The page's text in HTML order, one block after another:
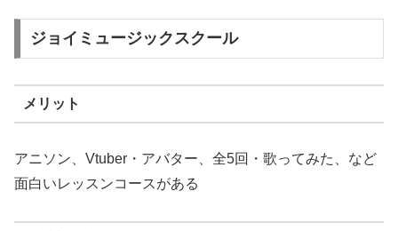
ジョイミュージックスクール
メリット
アニソン、Vtuber・アバター、全5回・歌ってみた、など
面白いレッスンコースがある